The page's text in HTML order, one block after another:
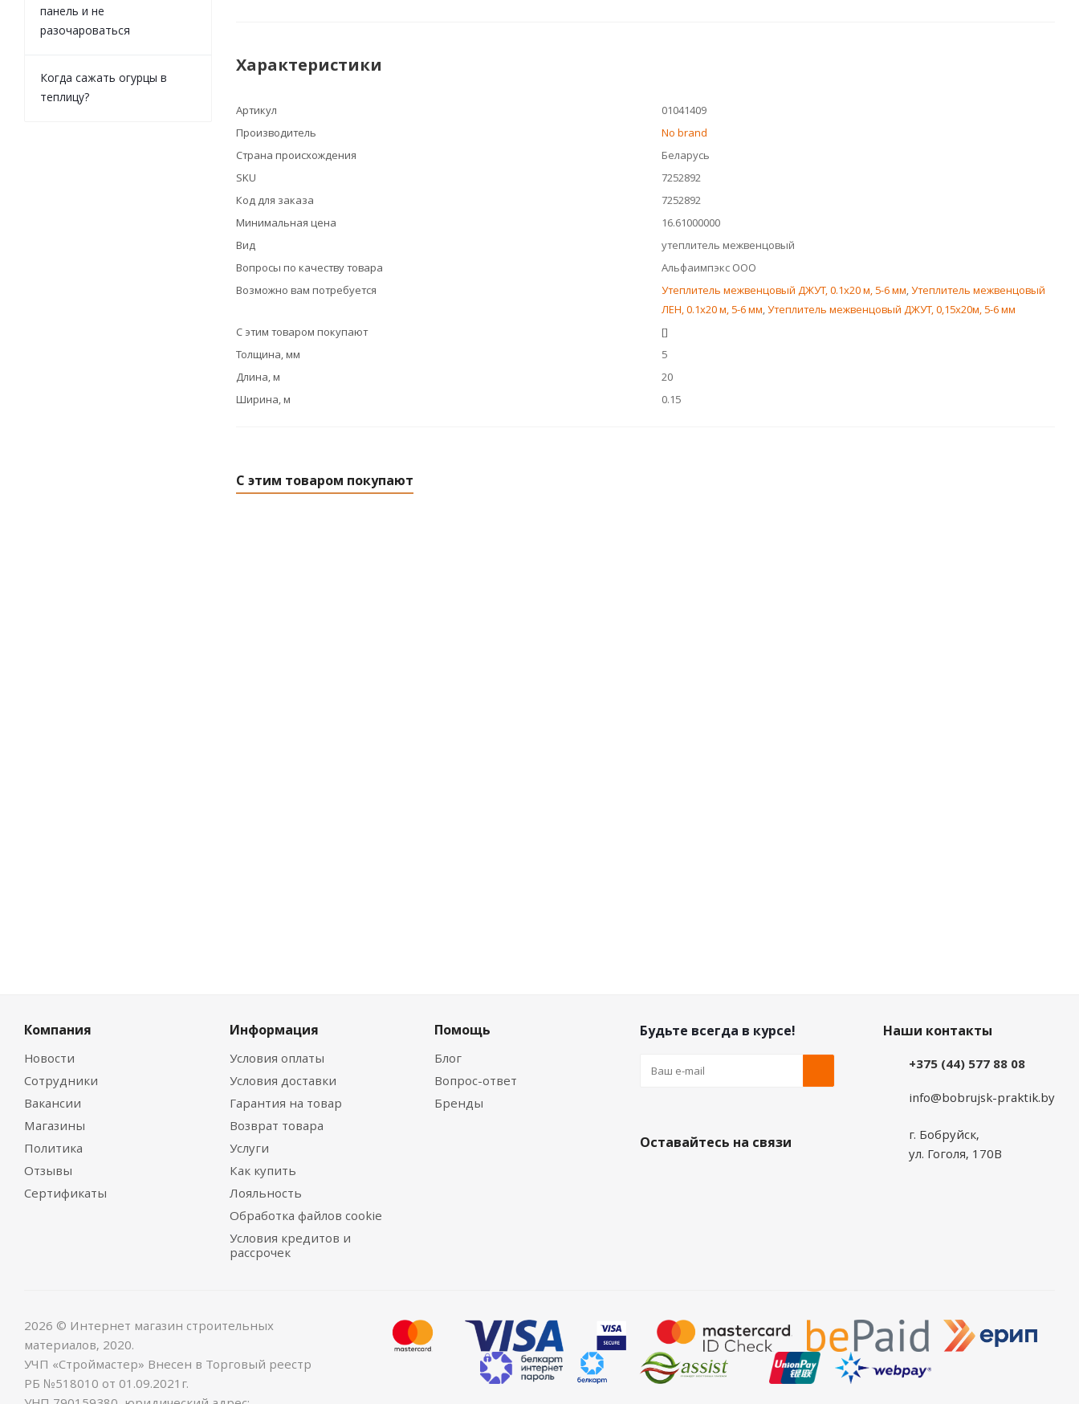
Характеристики
Артикул
01041409
Производитель
No brand
Страна происхождения
Беларусь
SKU
7252892
Код для заказа
7252892
Минимальная цена
16.61000000
Вид
утеплитель межвенцовый
Вопросы по качеству товара
Альфаимпэкс ООО
Возможно вам потребуется
Утеплитель межвенцовый ДЖУТ, 0.1х20 м, 5-6 мм,Утеплитель межвенцовый
ЛЕН, 0.1х20 м, 5-6 мм,Утеплитель межвенцовый ДЖУТ, 0,15х20м, 5-6 мм
С этим товаром покупают
[]
Толщина, мм
5
Длина, м
20
Ширина, м
0.15
С этим товаром покупают
панель и не
разочароваться
Когда сажать огурцы в
теплицу?
Компания
Новости
Сотрудники
Вакансии
Магазины
Политика
Отзывы
Сертификаты
Информация
Условия оплаты
Условия доставки
Гарантия на товар
Возврат товара
Услуги
Как купить
Лояльность
Обработка файлов cookie
Условия кредитов и
рассрочек
Помощь
Блог
Вопрос-ответ
Бренды
Будьте всегда в курсе!
Оставайтесь на связи
Наши контакты
+375 (44) 577 88 08
info@bobrujsk-praktik.by
г. Бобруйск,
ул. Гоголя, 170В
2026 © Интернет магазин строительных
материалов, 2020.
УЧП «Строймастер» Внесен в Торговый реестр
РБ №518010 от 01.09.2021г.